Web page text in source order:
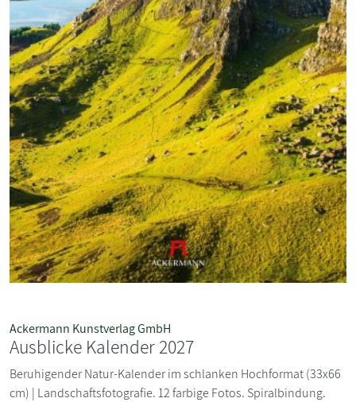
Ackermann Kunstverlag GmbH
Ausblicke Kalender 2027
Beruhigender Natur-Kalender im schlanken Hochformat (33x66
cm) | Landschaftsfotografie. 12 farbige Fotos. Spiralbindung.